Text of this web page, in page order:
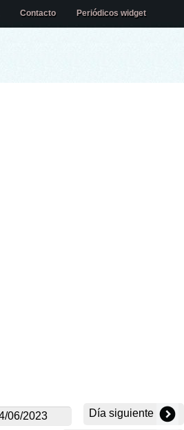
Contacto Periódicos widget
Día siguiente